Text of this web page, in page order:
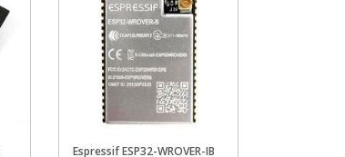
Espressif ESP32-WROVER-IB